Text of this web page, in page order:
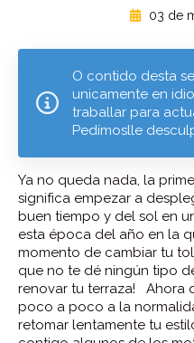
03 de
O contido desta
unicamente en
traballar para
Pedímoslle
Ya no queda nada, la
significa empezar a
buen tiempo y del sol en
esta época del año en la
momento de cambiar tu
que no te dé ningún tipo
renovar tu terraza! Ahora
poco a poco a la
retomar lentamente tu